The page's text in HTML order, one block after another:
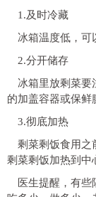
1.及时冷藏
冰箱温度低，可
2.分开储存
冰箱里放剩菜要
的加盖容器或保鲜
3.彻底加热
剩菜剩饭食用之
剩菜剩饭加热到中
医生提醒，有些